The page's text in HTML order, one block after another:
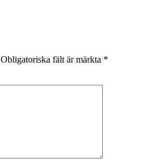
Obligatoriska fält är märkta *